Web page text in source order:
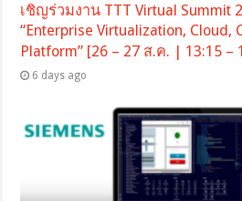
เชิญร่วมงาน TTT Virtual Summit
“Enterprise Virtualization, Cloud,
Platform” [26 – 27 ส.ค. | 13:15 –
6 days ago